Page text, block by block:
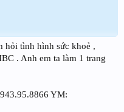
hỏi tình hình sức khoẻ ,
. Anh em ta làm 1 trang
YM: